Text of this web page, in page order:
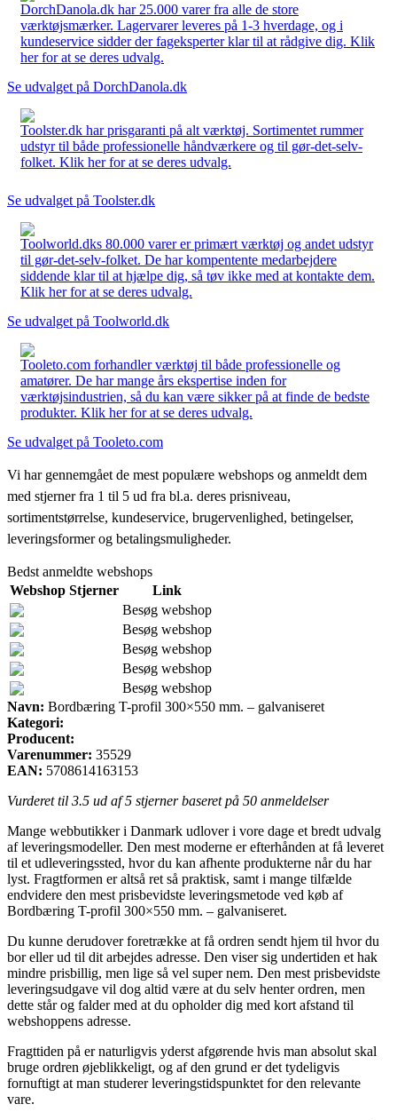
DorchDanola.dk har 25.000 varer fra alle de store
værktøjsmærker. Lagervarer leveres på 1-3 hverdage, og i
kundeservice sidder der fageksperter klar til at rådgive dig. Klik
her for at se deres udvalg.
Se udvalget på DorchDanola.dk
Toolster.dk har prisgaranti på alt værktøj. Sortimentet rummer
udstyr til både professionelle håndværkere og til gør-det-selv-
folket. Klik her for at se deres udvalg.
Se udvalget på Toolster.dk
Toolworld.dks 80.000 varer er primært værktøj og andet udstyr
til gør-det-selv-folket. De har kompentente medarbejdere
siddende klar til at hjælpe dig, så tøv ikke med at kontakte dem.
Klik her for at se deres udvalg.
Se udvalget på Toolworld.dk
Tooleto.com forhandler værktøj til både professionelle og
amatører. De har mange års ekspertise inden for
værktøjsindustrien, så du kan være sikker på at finde de bedste
produkter. Klik her for at se deres udvalg.
Se udvalget på Tooleto.com
Vi har gennemgået de mest populære webshops og anmeldt dem
med stjerner fra 1 til 5 ud fra bl.a. deres prisniveau,
sortimentstørrelse, kundeservice, brugervenlighed, betingelser,
leveringsformer og betalingsmuligheder.
Bedst anmeldte webshops
Webshop Stjerner
Link
Besøg webshop
Besøg webshop
Besøg webshop
Besøg webshop
Besøg webshop
Navn: Bordbæring T-profil 300×550 mm. – galvaniseret
Kategori:
Producent:
Varenummer: 35529
EAN: 5708614163153
Vurderet til 3.5 ud af 5 stjerner baseret på 50 anmeldelser
Mange webbutikker i Danmark udlover i vore dage et bredt udvalg
af leveringsmodeller. Den mest moderne er efterhånden at få leveret
til et udleveringssted, hvor du kan afhente produkterne når du har
lyst. Fragtformen er altså ret så praktisk, samt i mange tilfælde
endvidere den mest prisbevidste leveringsmetode ved køb af
Bordbæring T-profil 300×550 mm. – galvaniseret.
Du kunne derudover foretrække at få ordren sendt hjem til hvor du
bor eller ud til dit arbejdes adresse. Den viser sig undertiden et hak
mindre prisbillig, men lige så vel super nem. Den mest prisbevidste
leveringsudgave vil dog altid være at du selv henter ordren, men
dette står og falder med at du opholder dig med kort afstand til
webshoppens adresse.
Fragttiden på er naturligvis yderst afgørende hvis man absolut skal
bruge ordren øjeblikkeligt, og af den grund er det tydeligvis
fornuftigt at man studerer leveringstidspunktet for den relevante
vare.